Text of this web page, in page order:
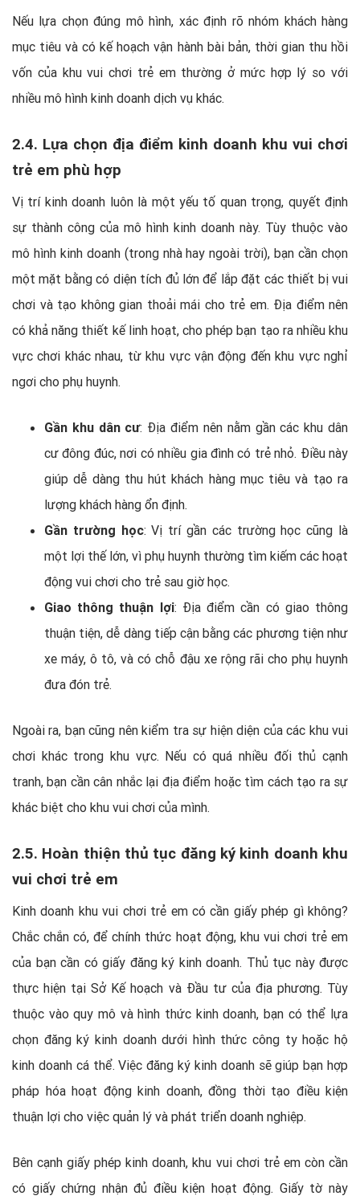
Nếu lựa chọn đúng mô hình, xác định rõ nhóm khách hàng
mục tiêu và có kế hoạch vận hành bài bản, thời gian thu hồi
vốn của khu vui chơi trẻ em thường ở mức hợp lý so với
nhiều mô hình kinh doanh dịch vụ khác.
2.4. Lựa chọn địa điểm kinh doanh khu vui chơi
trẻ em phù hợp
Vị trí kinh doanh luôn là một yếu tố quan trọng, quyết định
sự thành công của mô hình kinh doanh này. Tùy thuộc vào
mô hình kinh doanh (trong nhà hay ngoài trời), bạn cần chọn
một mặt bằng có diện tích đủ lớn để lắp đặt các thiết bị vui
chơi và tạo không gian thoải mái cho trẻ em. Địa điểm nên
có khả năng thiết kế linh hoạt, cho phép bạn tạo ra nhiều khu
vực chơi khác nhau, từ khu vực vận động đến khu vực nghỉ
ngơi cho phụ huynh.
Gần khu dân cư: Địa điểm nên nằm gần các khu dân
cư đông đúc, nơi có nhiều gia đình có trẻ nhỏ. Điều này
giúp dễ dàng thu hút khách hàng mục tiêu và tạo ra
lượng khách hàng ổn định.
Gần trường học: Vị trí gần các trường học cũng là
một lợi thế lớn, vì phụ huynh thường tìm kiếm các hoạt
động vui chơi cho trẻ sau giờ học.
Giao thông thuận lợi: Địa điểm cần có giao thông
thuận tiện, dễ dàng tiếp cận bằng các phương tiện như
xe máy, ô tô, và có chỗ đậu xe rộng rãi cho phụ huynh
đưa đón trẻ.
Ngoài ra, bạn cũng nên kiểm tra sự hiện diện của các khu vui
chơi khác trong khu vực. Nếu có quá nhiều đối thủ cạnh
tranh, bạn cần cân nhắc lại địa điểm hoặc tìm cách tạo ra sự
khác biệt cho khu vui chơi của mình.
2.5. Hoàn thiện thủ tục đăng ký kinh doanh khu
vui chơi trẻ em
Kinh doanh khu vui chơi trẻ em có cần giấy phép gì không?
Chắc chắn có, để chính thức hoạt động, khu vui chơi trẻ em
của bạn cần có giấy đăng ký kinh doanh. Thủ tục này được
thực hiện tại Sở Kế hoạch và Đầu tư của địa phương. Tùy
thuộc vào quy mô và hình thức kinh doanh, bạn có thể lựa
chọn đăng ký kinh doanh dưới hình thức công ty hoặc hộ
kinh doanh cá thể. Việc đăng ký kinh doanh sẽ giúp bạn hợp
pháp hóa hoạt động kinh doanh, đồng thời tạo điều kiện
thuận lợi cho việc quản lý và phát triển doanh nghiệp.
Bên cạnh giấy phép kinh doanh, khu vui chơi trẻ em còn cần
có giấy chứng nhận đủ điều kiện hoạt động. Giấy tờ này